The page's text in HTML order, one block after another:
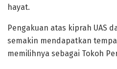
hayat.
Pengakuan atas kiprah UAS
semakin mendapatkan
memilihnya sebagai Tokoh